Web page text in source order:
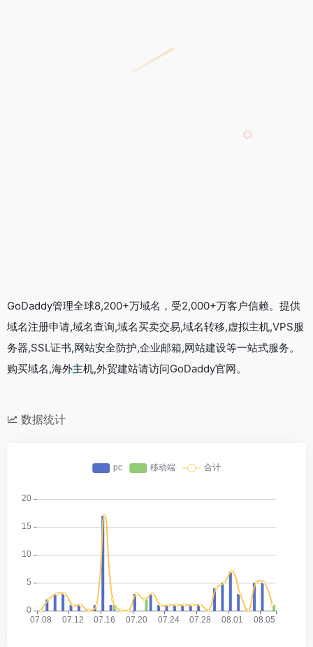
GoDaddy管理全球8,200+万域名，受2,000+万客户信赖。提供
域名注册申请,域名查询,域名买卖交易,域名转移,虚拟主机,VPS服
务器,SSL证书,网站安全防护,企业邮箱,网站建设等一站式服务。
购买域名,海外主机,外贸建站请访问GoDaddy官网。
数据统计